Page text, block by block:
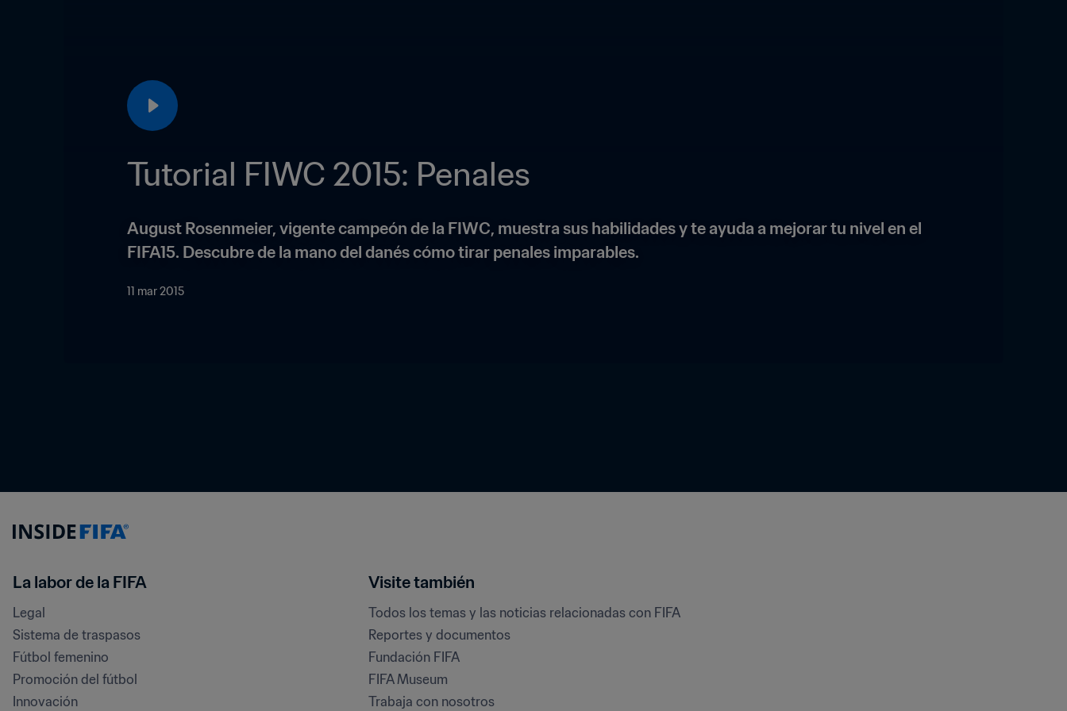
Tutorial FIWC 2015: Penales
August Rosenmeier, vigente campeón de la FIWC, muestra sus habilidades y te ayuda a mejorar tu nivel en el
FIFA15. Descubre de la mano del danés cómo tirar penales imparables.
11 mar 2015
La labor de la FIFA
Legal
Sistema de traspasos
Fútbol femenino
Promoción del fútbol
Innovación
Visite también
Todos los temas y las noticias relacionadas con FIFA
Reportes y documentos
Fundación FIFA
FIFA Museum
Trabaja con nosotros